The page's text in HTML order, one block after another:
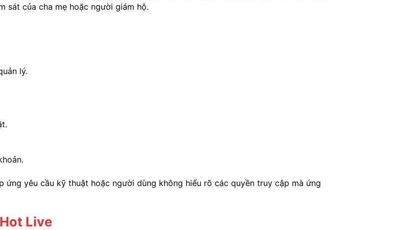
sát của cha mẹ hoặc người giám hộ.
lý.
ứng yêu cầu kỹ thuật hoặc người dùng không hiểu rõ các quyền truy cập mà ứng
Live